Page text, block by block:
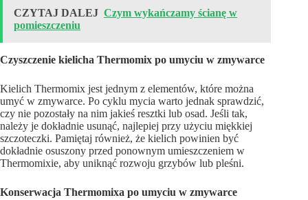
CZYTAJ DALEJ Czym wykańczamy ścianę w
pomieszczeniu
Czyszczenie kielicha Thermomix po umyciu w zmywarce
Kielich Thermomix jest jednym z elementów, które można
umyć w zmywarce. Po cyklu mycia warto jednak sprawdzić,
czy nie pozostały na nim jakieś resztki lub osad. Jeśli tak,
należy je dokładnie usunąć, najlepiej przy użyciu miękkiej
szczoteczki. Pamiętaj również, że kielich powinien być
dokładnie osuszony przed ponownym umieszczeniem w
Thermomixie, aby uniknąć rozwoju grzybów lub pleśni.
Konserwacja Thermomixa po umyciu w zmywarce